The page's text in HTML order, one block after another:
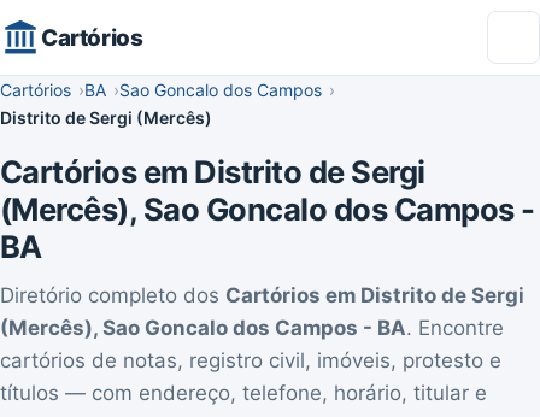
Cartórios
Cartórios BA
Sao Goncalo dos Campos
Distrito de Sergi (Mercês)
Cartórios em Distrito de Sergi
(Mercês), Sao Goncalo dos Campos -
BA
Diretório completo dos Cartórios em Distrito de Sergi
(Mercês), Sao Goncalo dos Campos - BA. Encontre
cartórios de notas, registro civil, imóveis, protesto e
títulos — com endereço, telefone, horário, titular e